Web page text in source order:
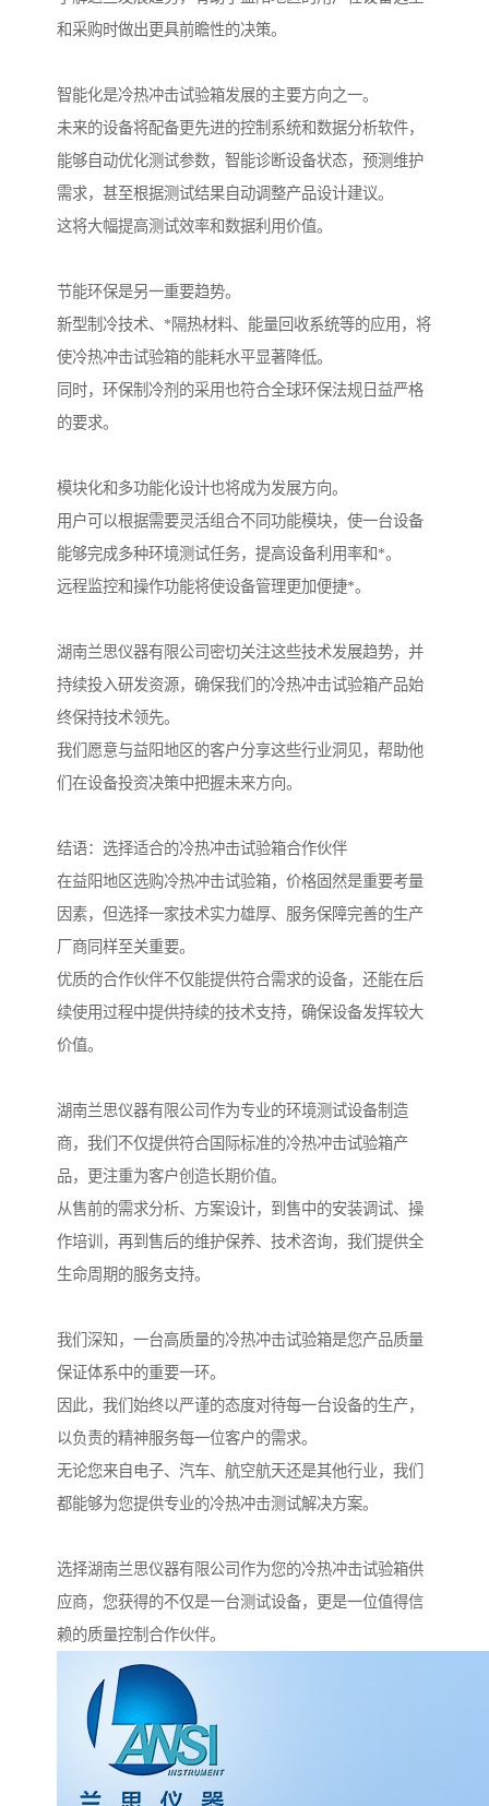
和采购时做出更具前瞻性的决策。
智能化是冷热冲击试验箱发展的主要方向之一。
未来的设备将配备更先进的控制系统和数据分析软件，
能够自动优化测试参数，智能诊断设备状态，预测维护
需求，甚至根据测试结果自动调整产品设计建议。
这将大幅提高测试效率和数据利用价值。
节能环保是另一重要趋势。
新型制冷技术、*隔热材料、能量回收系统等的应用，将
使冷热冲击试验箱的能耗水平显著降低。
同时，环保制冷剂的采用也符合全球环保法规日益严格
的要求。
模块化和多功能化设计也将成为发展方向。
用户可以根据需要灵活组合不同功能模块，使一台设备
能够完成多种环境测试任务，提高设备利用率和*。
远程监控和操作功能将使设备管理更加便捷*。
湖南兰思仪器有限公司密切关注这些技术发展趋势，并
持续投入研发资源，确保我们的冷热冲击试验箱产品始
终保持技术领先。
我们愿意与益阳地区的客户分享这些行业洞见，帮助他
们在设备投资决策中把握未来方向。
结语：选择适合的冷热冲击试验箱合作伙伴
在益阳地区选购冷热冲击试验箱，价格固然是重要考量
因素，但选择一家技术实力雄厚、服务保障完善的生产
厂商同样至关重要。
优质的合作伙伴不仅能提供符合需求的设备，还能在后
续使用过程中提供持续的技术支持，确保设备发挥较大
价值。
湖南兰思仪器有限公司作为专业的环境测试设备制造
商，我们不仅提供符合国际标准的冷热冲击试验箱产
品，更注重为客户创造长期价值。
从售前的需求分析、方案设计，到售中的安装调试、操
作培训，再到售后的维护保养、技术咨询，我们提供全
生命周期的服务支持。
我们深知，一台高质量的冷热冲击试验箱是您产品质量
保证体系中的重要一环。
因此，我们始终以严谨的态度对待每一台设备的生产，
以负责的精神服务每一位客户的需求。
无论您来自电子、汽车、航空航天还是其他行业，我们
都能够为您提供专业的冷热冲击测试解决方案。
选择湖南兰思仪器有限公司作为您的冷热冲击试验箱供
应商，您获得的不仅是一台测试设备，更是一位值得信
赖的质量控制合作伙伴。